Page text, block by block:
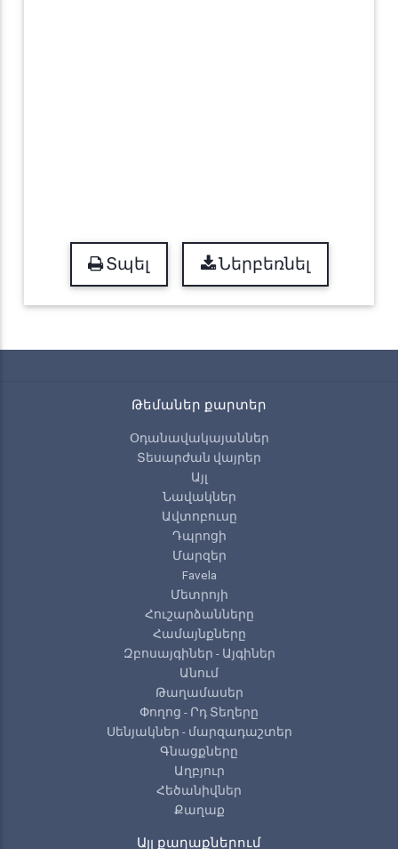
Տպել Ներբեռնել
Թեմաներ քարտեր
Օդանավակայաններ
Տեսարժան վայրեր
Այլ
Նավակներ
Ավտոբուսը
Դպրոցի
Մարզեր
Favela
Մետրոյի
Հուշարձանները
Համայնքները
Զբոսայգիներ - Այգիներ
Անում
Թաղամասեր
Փողոց - Րդ Տեղերը
Սենյակներ - մարզադաշտեր
Գնացքները
Աղբյուր
Հեծանիվներ
Քաղաք
Այլ քաղաքներում